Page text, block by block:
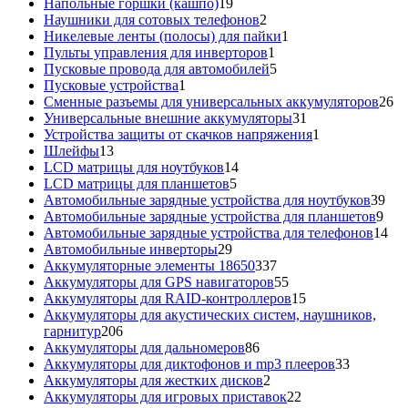
Напольные горшки (кашпо)19
товаров
Наушники для сотовых телефонов2
товара
Никелевые ленты (полосы) для пайки1
Пульты управления для инверторов1
товар
Пусковые провода для автомобилей55
Пусковые устройства1
товар
Сменные разъемы для универсальных аккумуляторов2626
Универсальные внешние аккумуляторы31
товар
Устройства защиты от скачков напряжения1
Шлейфы1313
товаров
LCD матрицы для ноутбуков1414
LCD матрицы для планшетов55
товаров
Автомобильные зарядные устройства для ноутбуков3939
Автомобильные зарядные устройства для планшетов99
Автомобильные зарядные устройства для телефонов1414
Автомобильные инверторы2929
товаров
Аккумуляторные элементы 18650337337
товаров
Аккумуляторы для GPS навигаторов5555
товаров
Аккумуляторы для RAID-контроллеров1515
товаров
Аккумуляторы для акустических систем, наушников,
гарнитур206206
товаров
Аккумуляторы для дальномеров8686
товаров
Аккумуляторы для диктофонов и mp3 плееров3333
Аккумуляторы для жестких дисков2
товара
Аккумуляторы для игровых приставок22